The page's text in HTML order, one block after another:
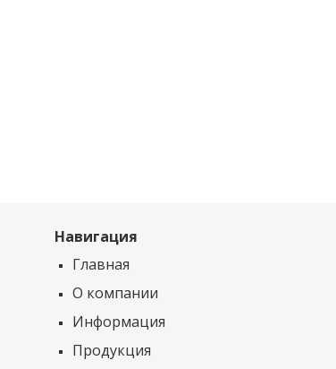
Навигация
Главная
О компании
Информация
Продукция